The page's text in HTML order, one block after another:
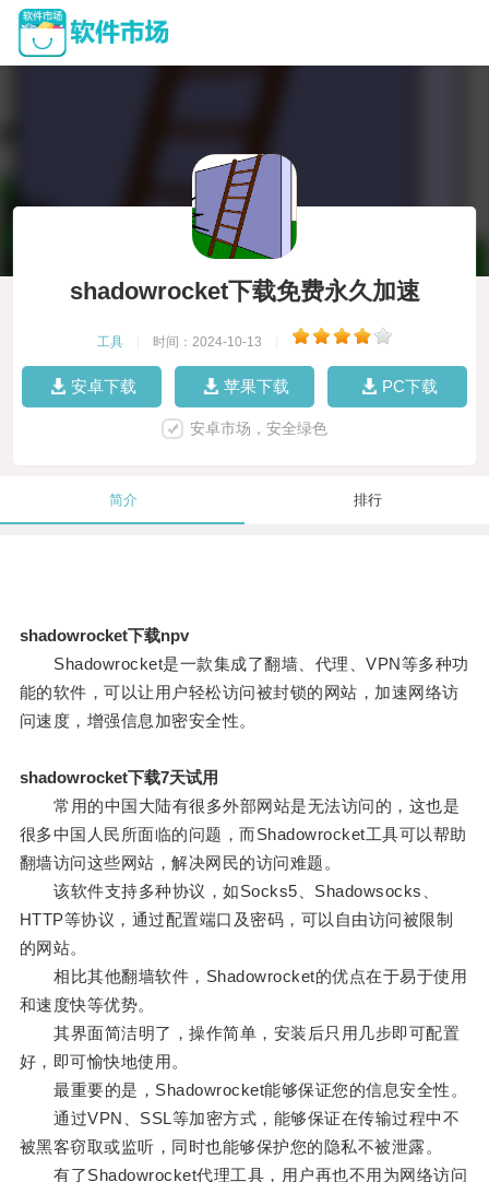
shadowrocket下载免费永久加速
工具 时间：2024-10-13
安卓下载 苹果下载 PC下载
安卓市场，安全绿色
简介 排行
shadowrocket下载npv
Shadowrocket是一款集成了翻墙、代理、VPN等多种功
能的软件，可以让用户轻松访问被封锁的网站，加速网络访
问速度，增强信息加密安全性。
shadowrocket下载7天试用
常用的中国大陆有很多外部网站是无法访问的，这也是
很多中国人民所面临的问题，而Shadowrocket工具可以帮助
翻墙访问这些网站，解决网民的访问难题。
该软件支持多种协议，如Socks5、Shadowsocks、
HTTP等协议，通过配置端口及密码，可以自由访问被限制
的网站。
相比其他翻墙软件，Shadowrocket的优点在于易于使用
和速度快等优势。
其界面简洁明了，操作简单，安装后只用几步即可配置
好，即可愉快地使用。
最重要的是，Shadowrocket能够保证您的信息安全性。
通过VPN、SSL等加密方式，能够保证在传输过程中不
被黑客窃取或监听，同时也能够保护您的隐私不被泄露。
有了Shadowrocket代理工具，用户再也不用为网络访问